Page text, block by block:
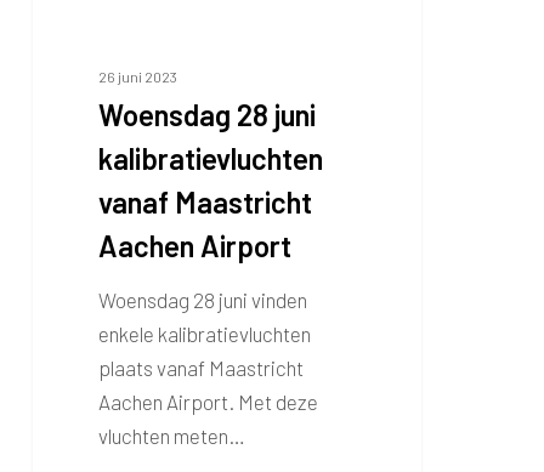
26 juni 2023
Woensdag 28 juni
kalibratievluchten
vanaf Maastricht
Aachen Airport
Woensdag 28 juni vinden
enkele kalibratievluchten
plaats vanaf Maastricht
Aachen Airport. Met deze
vluchten meten…